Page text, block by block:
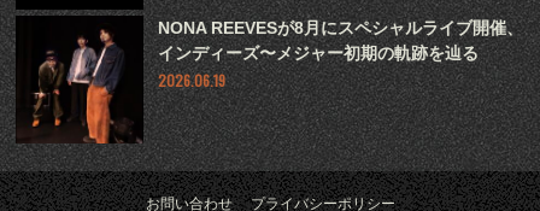
NONA REEVESが8月にスペシャルライブ開催、
インディーズ〜メジャー初期の軌跡を辿る
2026.06.19
お問い合わせ プライバシーポリシー